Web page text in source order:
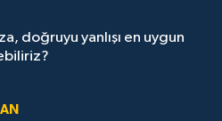
doğruyu yanlışı en uygun